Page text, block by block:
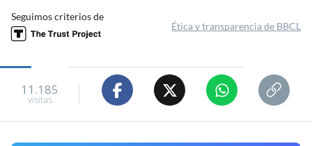
Seguimos criterios de
Ética y transparencia de BBCL
11.185
visitas